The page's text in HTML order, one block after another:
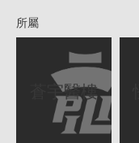
所屬
蒼宇醫樓